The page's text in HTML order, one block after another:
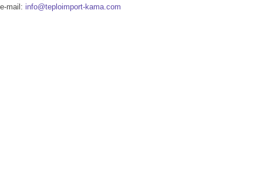
e-mail: info@teploimport-kama.com